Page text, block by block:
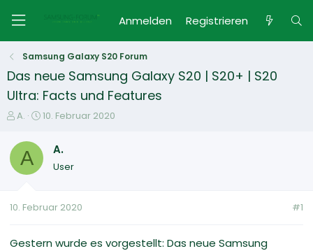
Anmelden Registrieren
Samsung Galaxy S20 Forum
Das neue Samsung Galaxy S20 | S20+ | S20
Ultra: Facts und Features
E
s
e
e
A.
E
t
t
m
10. Februar 2020
A A.
User
10. Februar 2020 #1
Gestern wurde es vorgestellt: Das neue Samsung